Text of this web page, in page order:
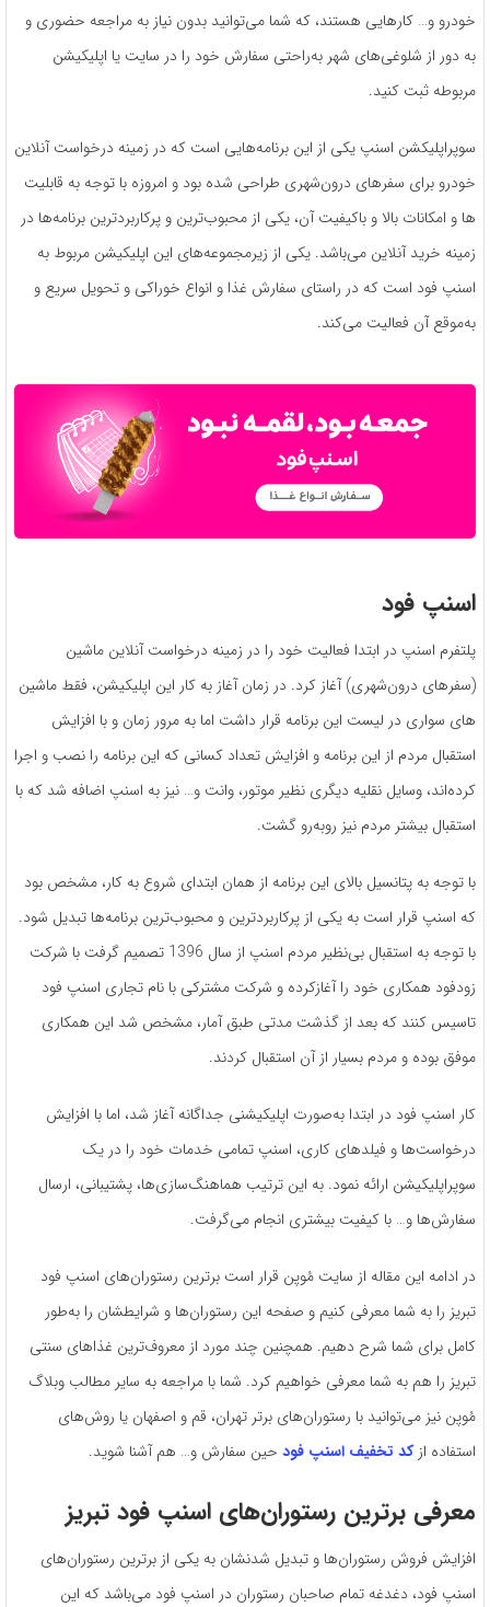
خودرو و… کارهایی هستند، که شما می‌­توانید بدون نیاز به مراجعه­ حضوری و
به دور از شلوغی­‌های شهر به‌راحتی سفارش خود را در سایت یا اپلیکیشن
مربوطه ثبت کنید.
سوپراپلیکشن اسنپ یکی از این برنامه‌هایی است که در زمینه­ درخواست آنلاین
خودرو برای سفرهای درون‌شهری طراحی شده‌ بود و امروزه با توجه به قابلیت­‌
ها و امکانات بالا و باکیفیت آن، یکی از محبوب‌­ترین و پرکاربردترین برنامه‌­ها در
زمینه خرید آنلاین می‌باشد. یکی از زیرمجموعه‌های این اپلیکیشن مربوط به
اسنپ فود است که در راستای سفارش غذا و انواع خوراکی و تحویل سریع و
به‌موقع آن فعالیت می‌کند.
اسنپ فود
پلتفرم اسنپ در ابتدا فعالیت خود را در زمینه­ درخواست آنلاین ماشین
(سفرهای درون‌شهری) آغاز کرد. در زمان آغاز به کار این اپلیکیشن، فقط ماشین­‌
های سواری در لیست این برنامه قرار داشت اما به مرور زمان و با افزایش
استقبال مردم از این برنامه و افزایش تعداد کسانی که این برنامه را نصب و اجرا
کرده­‌اند، وسایل نقلیه­ دیگری نظیر موتور، وانت و… نیز به اسنپ اضافه ­شد که با
استقبال بیشتر مردم نیز روبه‌رو گشت.
با توجه به پتانسیل بالای این برنامه از همان ابتدای شروع به کار، مشخص بود
که اسنپ قرار است به یکی از پرکاربردترین و محبوب­‌ترین برنامه‌­ها تبدیل شود.
با توجه به استقبال بی­‌نظیر مردم اسنپ از سال 1396 تصمیم گرفت با شرکت
زودفود همکاری خود را آغازکرده و شرکت مشترکی با نام تجاری اسنپ فود
تاسیس کنند که بعد از گذشت مدتی طبق آمار، مشخص شد این همکاری
موفق بوده و مردم بسیار از آن استقبال کردند.
کار اسنپ فود در ابتدا به‌صورت اپلیکیشنی جداگانه آغاز شد، اما با افزایش
درخواست‌ها و فیلدهای کاری، اسنپ تمامی خدمات خود را در یک
سوپراپلیکیشن ارائه نمود. به این ترتیب هماهنگ‌سازی‌ها، پشتیبانی، ارسال
سفارش‌ها و… با کیفیت بیشتری انجام می‌گرفت.
در ادامه­ این مقاله از سایت مُوپن قرار است برترین رستوران­‌های اسنپ فود
تبریز را به شما معرفی کنیم و صفحه­ این رستوران­‌ها و شرایطشان را به‌طور
کامل برای شما شرح دهیم. همچنین چند مورد از معروف‌­ترین غذاهای سنتی
تبریز را هم به شما معرفی خواهیم کرد. شما با مراجعه به سایر مطالب وبلاگ
مُوپن نیز می‌توانید با رستوران‌های برتر تهران، قم و اصفهان یا روش‌های
استفاده ازکد تخفیف اسنپ فود حین سفارش و… هم آشنا شوید.
معرفی برترین رستوران­‌های اسنپ فود تبریز
افزایش فروش رستوران­‌ها و تبدیل شدنشان به یکی از برترین رستوران‌­های
اسنپ فود، دغدغه­ تمام صاحبان رستوران در اسنپ فود می‌­باشد که این